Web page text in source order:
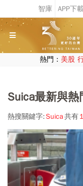
熱門： 美股
Suica最新與
熱搜關鍵字:Suica共有